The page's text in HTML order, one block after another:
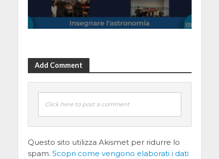
Add Comment
Click here to post a comment
Questo sito utilizza Akismet per ridurre lo
spam. Scopri come vengono elaborati i dati